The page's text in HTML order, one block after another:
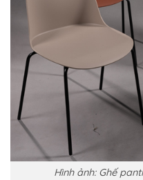
Hình ảnh: Ghế